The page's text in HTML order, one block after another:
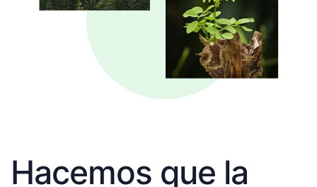
Hacemos que la